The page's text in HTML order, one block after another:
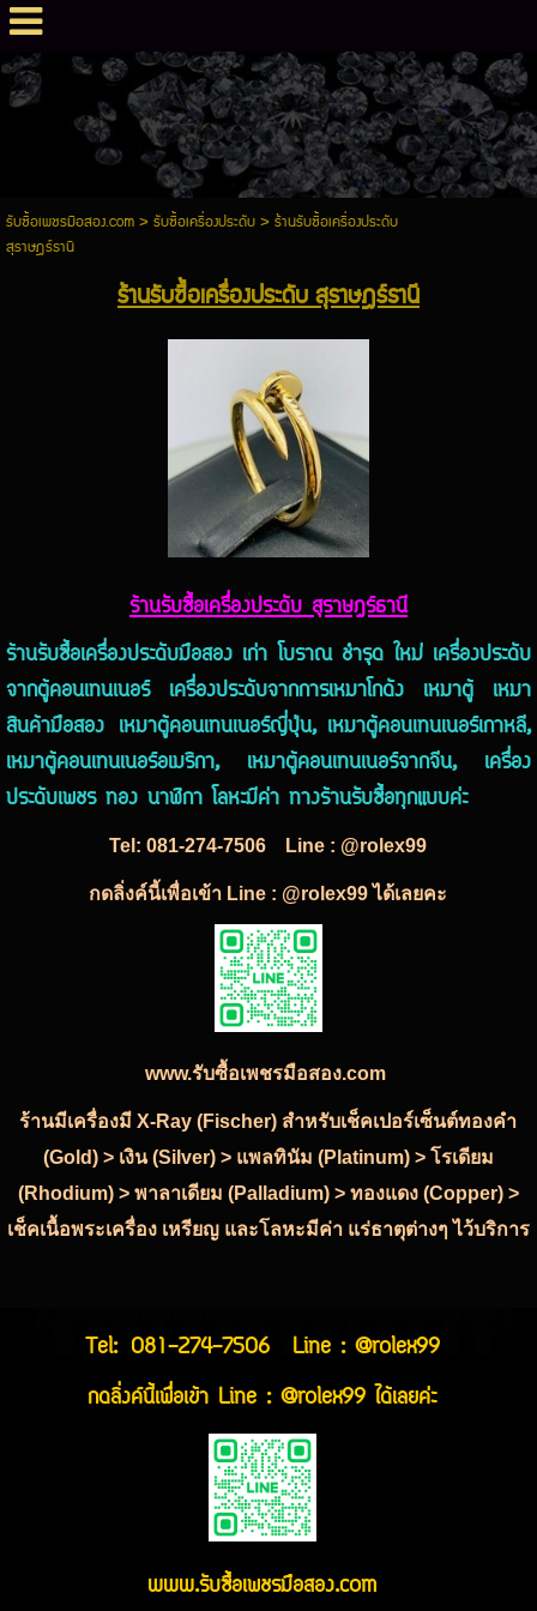
รับซื้อเพชรมือสอง.com> รับซื้อเครื่องประดับ> ร้านรับซื้อเครื่องประดับ
สุราษฎร์ธานี
ร้านรับซื้อเครื่องประดับ สุราษฎร์ธานี
ร้านรับซื้อเครื่องประดับ สุราษฎร์ธานี
ร้านรับซื้อเครื่องประดับมือสอง เก่า โบราณ ชำรุด ใหม่ เครื่องประดับ
จากตู้คอนเทนเนอร์ เครื่องประดับจากการเหมาโกดัง เหมาตู้ เหมา
สินค้ามือสอง เหมาตู้คอนเทนเนอร์ญี่ปุ่น, เหมาตู้คอนเทนเนอร์เกาหลี,
เหมาตู้คอนเทนเนอร์อเมริกา, เหมาตู้คอนเทนเนอร์จากจีน, เครื่อง
ประดับเพชร ทอง นาฬิกา โลหะมีค่า ทางร้านรับซื้อทุกแบบค่ะ
Tel:081-274-7506 Line : @rolex99
กดลิ่งค์นี้เพื่อเข้า Line : @rolex99 ได้เลยคะ
www.รับซื้อเพชรมือสอง.com
ร้านมีเครื่องมี X-Ray (Fischer) สำหรับเช็คเปอร์เซ็นต์ทองคำ
(Gold) > เงิน (Silver) > แพลทินัม (Platinum) > โรเดียม
(Rhodium) > พาลาเดียม (Palladium) > ทองแดง (Copper) >
เช็คเนื้อพระเครื่อง เหรียญ และโลหะมีค่า แร่ธาตุต่างๆ ไว้บริการ
Tel: 081-274-7506
Line : @rolex99
กดลิ่งค์นี้เพื่อเข้า Line : @rolex99 ได้เลยค่ะ
www.รับซื้อเพชรมือสอง.com